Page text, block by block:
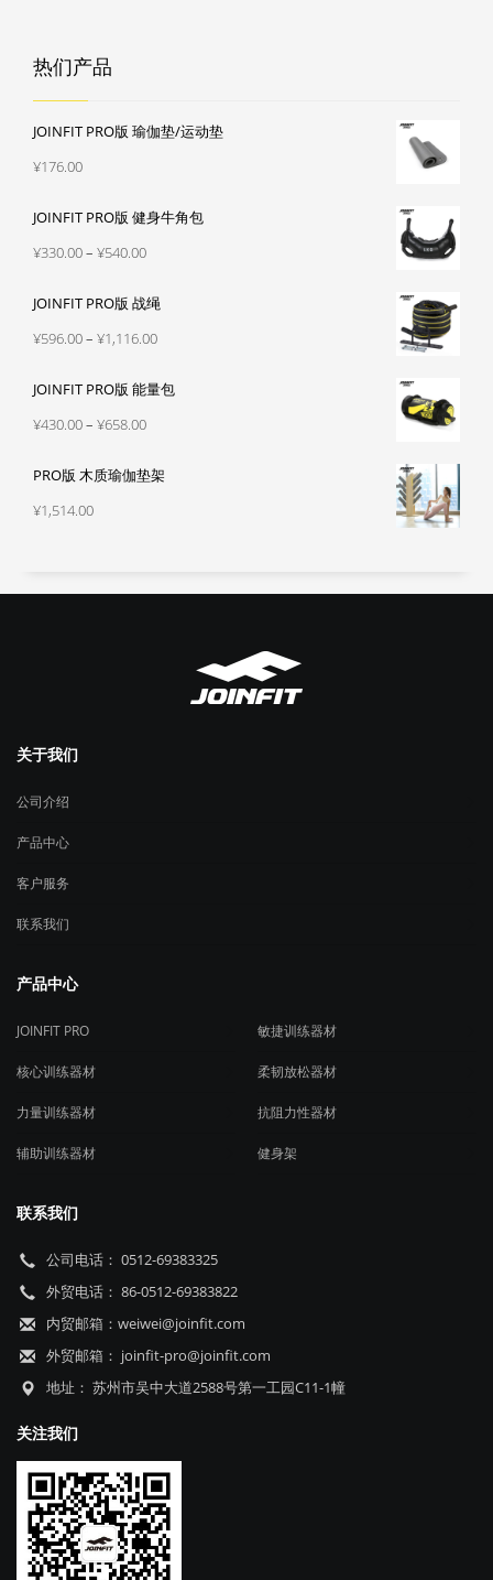
热们产品
JOINFIT PRO版 瑜伽垫/运动垫
¥176.00
JOINFIT PRO版 健身牛角包
¥330.00– ¥540.00价
范
围：
至
JOINFIT PRO版 战绳
¥596.00– ¥1,116.00价
范
至
JOINFIT PRO版 能量包
¥430.00– ¥658.00价
范
PRO版 木质瑜伽垫架
¥1,514.00
关于我们
公司介绍
产品中心
客户服务
联系我们
产品中心
JOINFIT PRO 敏捷训练器材
核心训练器材 柔韧放松器材
力量训练器材 抗阻力性器材
辅助训练器材 健身架
联系我们
公司电话： 0512-69383325
外贸电话： 86-0512-69383822
内贸邮箱：weiwei@joinfit.com
外贸邮箱： joinfit-pro@joinfit.com
地址： 苏州市吴中大道2588号第一工园C11-1幢
关注我们